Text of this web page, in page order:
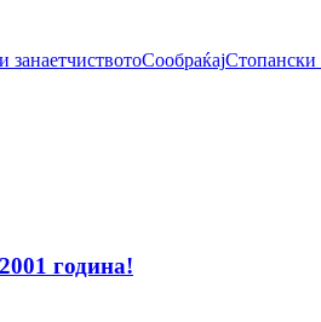
занаетчиствотоСообраќајСтопански
година!